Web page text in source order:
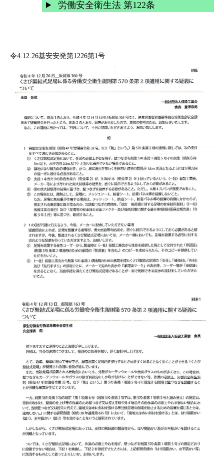
労働安全衛生法 第122条
令4.12.26基安安発第1226第1号